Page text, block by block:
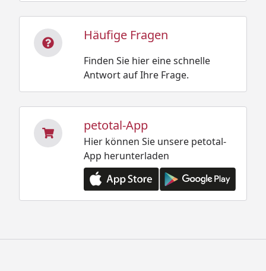
Häufige Fragen
Finden Sie hier eine schnelle
Antwort auf Ihre Frage.
petotal-App
Hier können Sie unsere petotal-
App herunterladen